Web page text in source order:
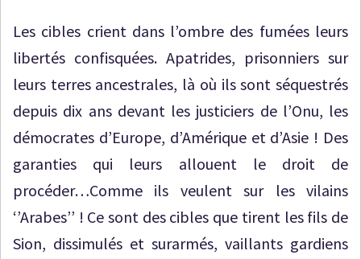
Les cibles crient dans l’ombre des fumées leurs
libertés confisquées. Apatrides, prisonniers sur
leurs terres ancestrales, là où ils sont séquestrés
depuis dix ans devant les justiciers de l’Onu, les
démocrates d’Europe, d’Amérique et d’Asie ! Des
garanties qui leurs allouent le droit de
procéder…Comme ils veulent sur les vilains
‘’Arabes’’ ! Ce sont des cibles que tirent les fils de
Sion, dissimulés et surarmés, vaillants gardiens